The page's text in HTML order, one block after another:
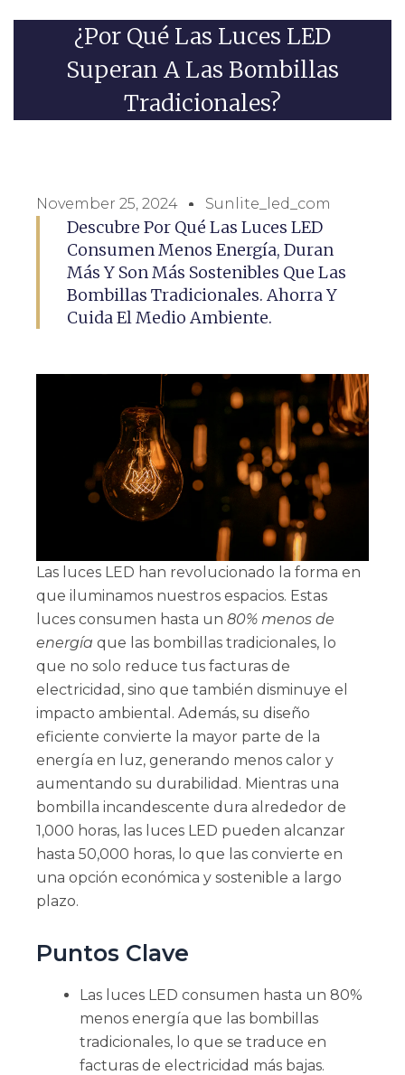
¿Por Qué Las Luces LED
Superan A Las Bombillas
Tradicionales?
November 25, 2024 Sunlite_led_com
Descubre Por Qué Las Luces LED
Consumen Menos Energía, Duran
Más Y Son Más Sostenibles Que Las
Bombillas Tradicionales. Ahorra Y
Cuida El Medio Ambiente.
Las luces LED han revolucionado la forma en
que iluminamos nuestros espacios. Estas
luces consumen hasta un 80% menos de
energía que las bombillas tradicionales, lo
que no solo reduce tus facturas de
electricidad, sino que también disminuye el
impacto ambiental. Además, su diseño
eficiente convierte la mayor parte de la
energía en luz, generando menos calor y
aumentando su durabilidad. Mientras una
bombilla incandescente dura alrededor de
1,000 horas, las luces LED pueden alcanzar
hasta 50,000 horas, lo que las convierte en
una opción económica y sostenible a largo
plazo.
Puntos Clave
Las luces LED consumen hasta un 80%
menos energía que las bombillas
tradicionales, lo que se traduce en
facturas de electricidad más bajas.